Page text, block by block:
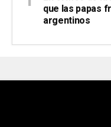
que las papas
argentinos